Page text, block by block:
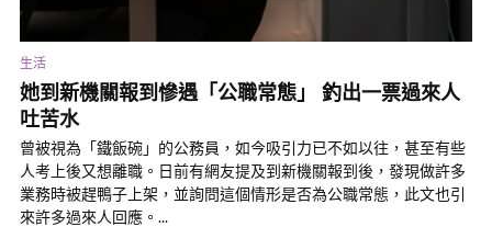
生活
她到新機關報到慘遇「公職常態」 釣出一票過來人
吐苦水
曾被視為「鐵飯碗」的公務員，如今吸引力已不如以往，甚至有些
人考上後又想離職。日前有網友提及到新機關報到後，發現做許多
業務時被趕鴨子上架，並詢問這個情形是否為公職常態，此文也引
來許多過來人回應。...